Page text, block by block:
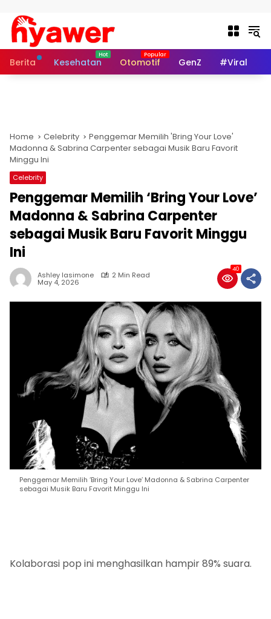
Berita Kesehatan Otomotif GenZ #Viral
Home Celebrity
Penggemar Memilih 'Bring Your Love'
Madonna & Sabrina Carpenter sebagai Musik Baru Favorit
Minggu Ini
Celebrity
Penggemar Memilih ‘Bring Your Love’
Madonna & Sabrina Carpenter
sebagai Musik Baru Favorit Minggu
Ini
Ashley Iasimone 2 Min Read
May 4, 2026
40
Penggemar Memilih ‘Bring Your Love’ Madonna & Sabrina Carpenter
sebagai Musik Baru Favorit Minggu Ini
Kolaborasi pop ini menghasilkan hampir 89% suara.